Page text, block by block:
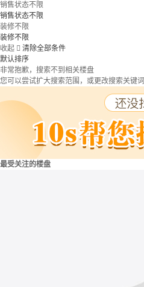
销售状态不限
销售状态不限
装修不限
装修不限
收起  清除全部条件
默认排序
非常抱歉，搜索不到相关楼盘
您可以尝试扩大搜索范围，或更改搜索关键词
最受关注的楼盘